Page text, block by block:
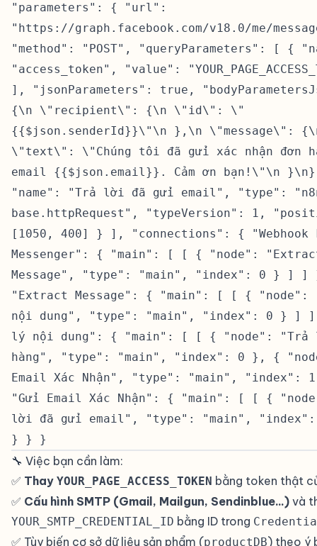
"parameters": { "url":
"https://graph.facebook.com/v18.0/me/
"method": "POST", "queryParameters": [ {
"access_token", "value":
], "jsonParameters": true,
{\n \"recipient\": {\n \"id\": \"
{{$json.senderId}}\"\n },\n \"message\":
\"text\": \"Chúng tôi đã gửi xác nhận đơn
email {{$json.email}}. Cảm ơn bạn!\"\n
"name": "Trả lời đã gửi email", "type":
base.httpRequest", "typeVersion": 1,
[1050, 400] } ], "connections": { "Webhook
Messenger": { "main": [ [ { "node":
Message", "type": "main", "index": 0 } ] ]
"Extract Message": { "main": [ [ { "node":
nội dung", "type": "main", "index": 0 } ]
lý nội dung": { "main": [ [ { "node": "Trả
hàng", "type": "main", "index": 0 }, {
Email Xác Nhận", "type": "main",
"Gửi Email Xác Nhận": { "main": [ [ {
lời đã gửi email", "type": "main",
} } }
🔧 Việc bạn cần làm:
✅ Thay YOUR_PAGE_ACCESS_TOKEN bằng token thật
✅ Cấu hình SMTP (Gmail, Mailgun, Sendinblue...) và
YOUR_SMTP_CREDENTIAL_ID bằng ID trong
✅ Tùy biến cơ sở dữ liệu sản phẩm (productDB) theo ý